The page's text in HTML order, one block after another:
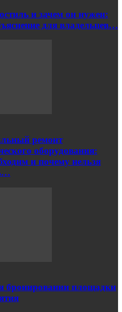
и зачем он нужен:
для владельцев…
ремонт
оборудования:
и почему нельзя
бронировании площадки